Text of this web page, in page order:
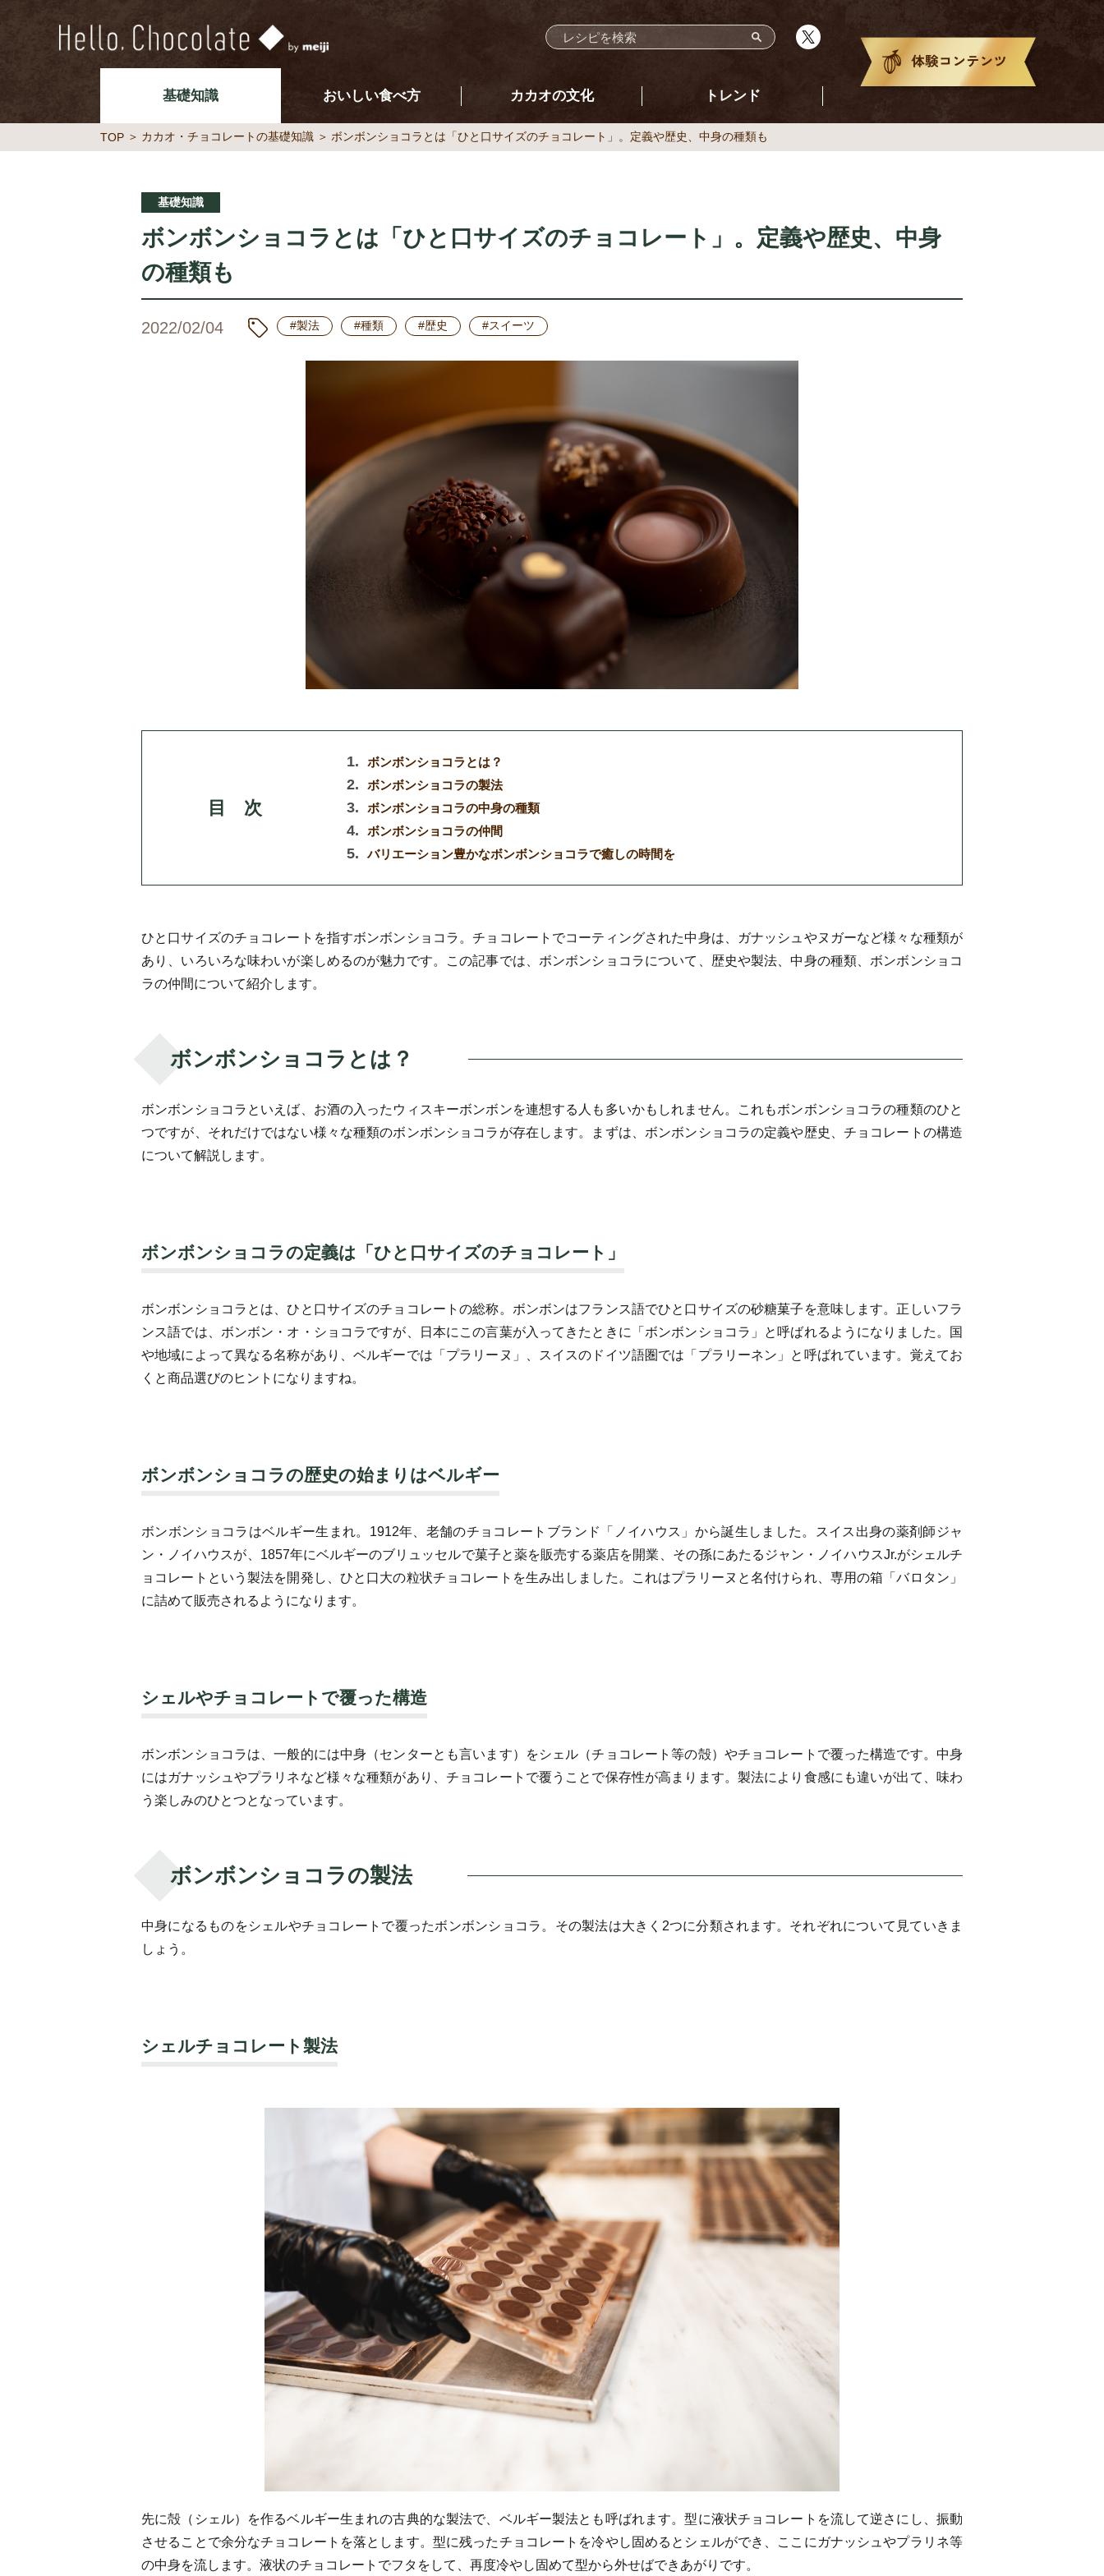
基礎知識 おいしい食べ方 カカオの文化 トレンド
TOP カカオ・チョコレートの基礎知識 ボンボンショコラとは「ひと口サイズのチョコレート」。定義や歴史、中身の種類も
基礎知識
ボンボンショコラとは「ひと口サイズのチョコレート」。定義や歴史、中身
の種類も
2022/02/04 #製法 #種類 #歴史 #スイーツ
目 次
ボンボンショコラとは？
ボンボンショコラの製法
ボンボンショコラの中身の種類
ボンボンショコラの仲間
バリエーション豊かなボンボンショコラで癒しの時間を
ひと口サイズのチョコレートを指すボンボンショコラ。チョコレートでコーティングされた中身は、ガナッシュやヌガーなど様々な種類が
あり、いろいろな味わいが楽しめるのが魅力です。この記事では、ボンボンショコラについて、歴史や製法、中身の種類、ボンボンショコ
ラの仲間について紹介します。
ボンボンショコラとは？
ボンボンショコラといえば、お酒の入ったウィスキーボンボンを連想する人も多いかもしれません。これもボンボンショコラの種類のひと
つですが、それだけではない様々な種類のボンボンショコラが存在します。まずは、ボンボンショコラの定義や歴史、チョコレートの構造
について解説します。
ボンボンショコラの定義は「ひと口サイズのチョコレート」
ボンボンショコラとは、ひと口サイズのチョコレートの総称。ボンボンはフランス語でひと口サイズの砂糖菓子を意味します。正しいフラ
ンス語では、ボンボン・オ・ショコラですが、日本にこの言葉が入ってきたときに「ボンボンショコラ」と呼ばれるようになりました。国
や地域によって異なる名称があり、ベルギーでは「プラリーヌ」、スイスのドイツ語圏では「プラリーネン」と呼ばれています。覚えてお
くと商品選びのヒントになりますね。
ボンボンショコラの歴史の始まりはベルギー
ボンボンショコラはベルギー生まれ。1912年、老舗のチョコレートブランド「ノイハウス」から誕生しました。スイス出身の薬剤師ジャ
ン・ノイハウスが、1857年にベルギーのブリュッセルで菓子と薬を販売する薬店を開業、その孫にあたるジャン・ノイハウスJr.がシェルチ
ョコレートという製法を開発し、ひと口大の粒状チョコレートを生み出しました。これはプラリーヌと名付けられ、専用の箱「バロタン」
に詰めて販売されるようになります。
シェルやチョコレートで覆った構造
ボンボンショコラは、一般的には中身（センターとも言います）をシェル（チョコレート等の殻）やチョコレートで覆った構造です。中身
にはガナッシュやプラリネなど様々な種類があり、チョコレートで覆うことで保存性が高まります。製法により食感にも違いが出て、味わ
う楽しみのひとつとなっています。
ボンボンショコラの製法
中身になるものをシェルやチョコレートで覆ったボンボンショコラ。その製法は大きく2つに分類されます。それぞれについて見ていきま
しょう。
シェルチョコレート製法
先に殻（シェル）を作るベルギー生まれの古典的な製法で、ベルギー製法とも呼ばれます。型に液状チョコレートを流して逆さにし、振動
させることで余分なチョコレートを落とします。型に残ったチョコレートを冷やし固めるとシェルができ、ここにガナッシュやプラリネ等
の中身を流します。液状のチョコレートでフタをして、再度冷やし固めて型から外せばできあがりです。